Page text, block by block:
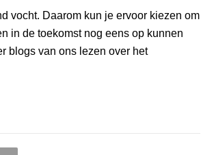
vocht. Daarom kun je ervoor kiezen om
in de toekomst nog eens op kunnen
blogs van ons lezen over het